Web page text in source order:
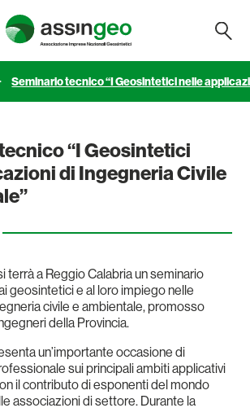
Assingeo
Seminario tecnico “I Geosintetici nelle
“I Geosintetici
di Ingegneria Civile
terrà a Reggio Calabria un seminario
geosintetici e al loro impiego nelle
civile e ambientale, promosso
della Provincia.
un’importante occasione di
sui principali ambiti applicativi
il contributo di esponenti del mondo
associazioni di settore. Durante la